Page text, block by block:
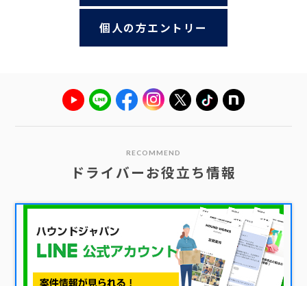
個人の方エントリー
RECOMMEND
ドライバーお役立ち情報